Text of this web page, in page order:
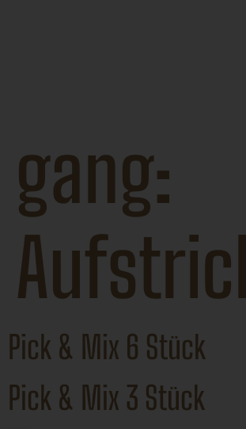
gang:
Pick & Mix 6 Stück
Pick & Mix 3 Stück